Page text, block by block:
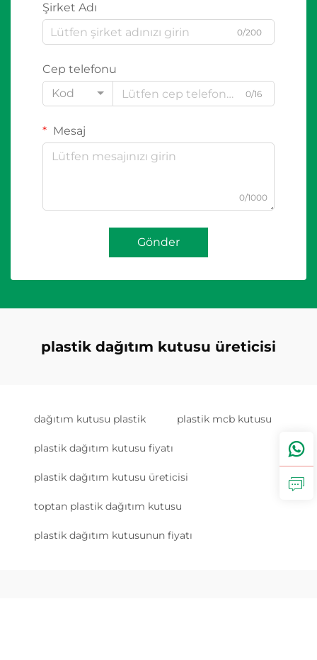
Şirket Adı
0/200
Cep telefonu
Kod
0/16
Mesaj
0/1000
Gönder
plastik dağıtım kutusu üreticisi
dağıtım kutusu plastik plastik mcb kutusu
plastik dağıtım kutusu fiyatı
plastik dağıtım kutusu üreticisi
toptan plastik dağıtım kutusu
plastik dağıtım kutusunun fiyatı